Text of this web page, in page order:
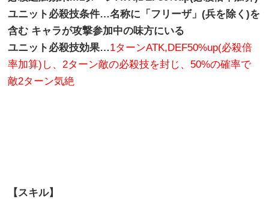
ユニット必殺技条件…名称に「フリーザ」(兵を除く)を
含む キャラが攻撃参加中の味方にいる
ユニット必殺技効果…1ターンATK,DEF50%up(必殺倍
率加算)し、2ターン敵の必殺技を封じ、50%の確率で
敵2ターン気絶
【スキル】